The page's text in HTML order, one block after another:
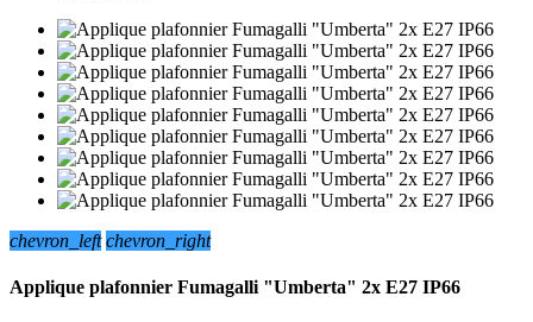
chevron_left chevron_right
Applique plafonnier Fumagalli "Umberta" 2x E27 IP66